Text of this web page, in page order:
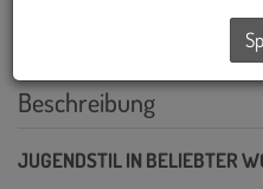
Beschreibung
JUGENDSTIL IN BELIEBTER